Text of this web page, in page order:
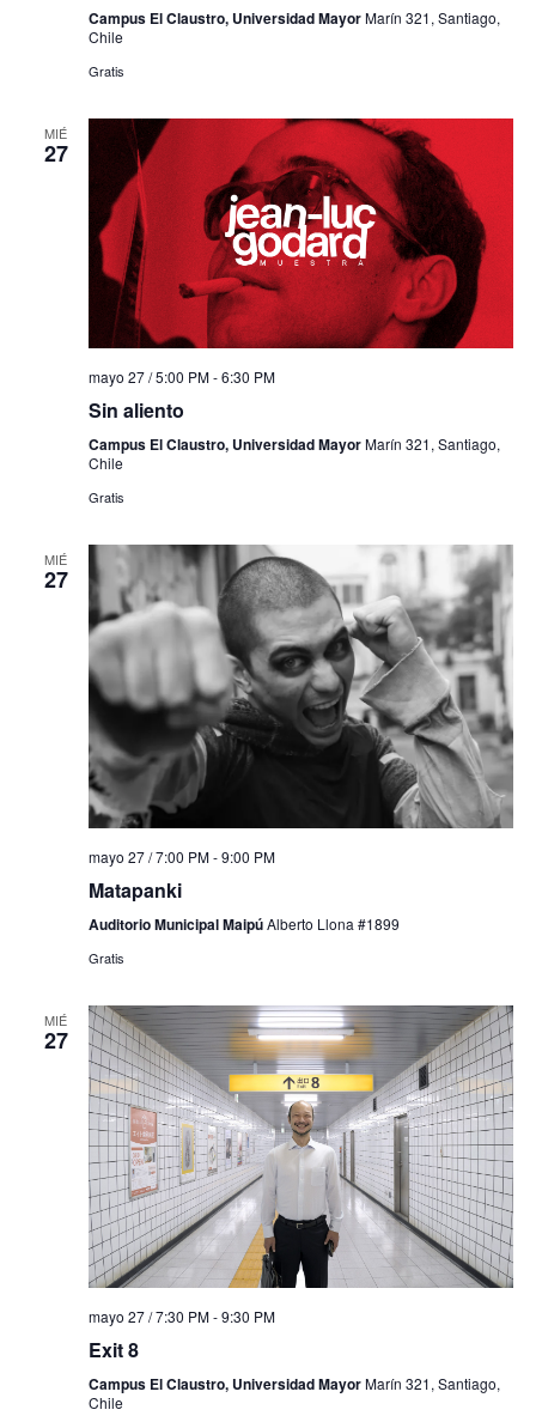
Campus El Claustro, Universidad MayorMarín 321, Santiago,
Chile
Gratis
MIÉ
27
mayo 27 / 5:00 PM-6:30 PM
Sin aliento
Campus El Claustro, Universidad MayorMarín 321, Santiago,
Chile
Gratis
MIÉ
27
mayo 27 / 7:00 PM-9:00 PM
Matapanki
Auditorio Municipal MaipúAlberto Llona #1899
Gratis
MIÉ
27
mayo 27 / 7:30 PM-9:30 PM
Exit 8
Campus El Claustro, Universidad MayorMarín 321, Santiago,
Chile